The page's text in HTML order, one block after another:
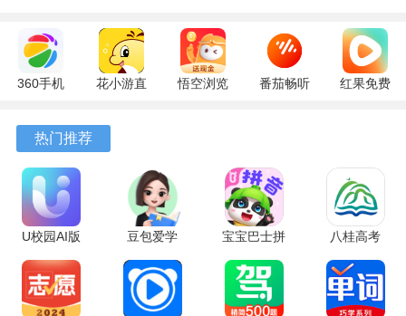
软件功能
360手机
10.13.27
最新版
花小游直
17.9.56
悟空浏览
番茄畅听
红果免费
热门推荐
U校园AI版
2.6.3 最新
版
豆包爱学
5.4.5 手机
版
宝宝巴士拼
音
12.80.10.00
最新版
八桂高考
1.2.7 手机
版